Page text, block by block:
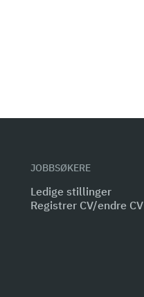
JOBBSØKERE
Ledige stillinger
Registrer CV/endre CV